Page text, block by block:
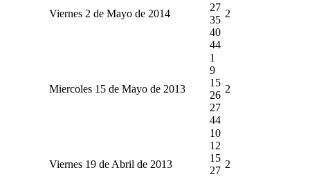
Viernes 2 de Mayo de 2014
27
35
40
44
2
Miercoles 15 de Mayo de 2013
1
9
15
26
27
44
2
Viernes 19 de Abril de 2013
10
12
15
27
2